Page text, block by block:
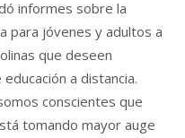
informes sobre la
para jóvenes y adultos a
que deseen
a distancia.
conscientes que
tomando mayor auge